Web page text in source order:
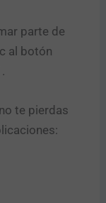
parte de
al botón
te pierdas